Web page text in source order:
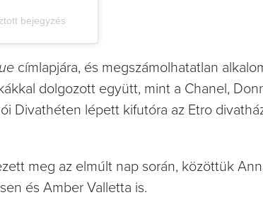
bejegyzés
címlapjára, és megszámolhatatlan
dolgozott együtt, mint a Chanel,
Divathéten lépett kifutóra az Etro
meg az elmúlt nap során, közöttük
és Amber Valletta is.